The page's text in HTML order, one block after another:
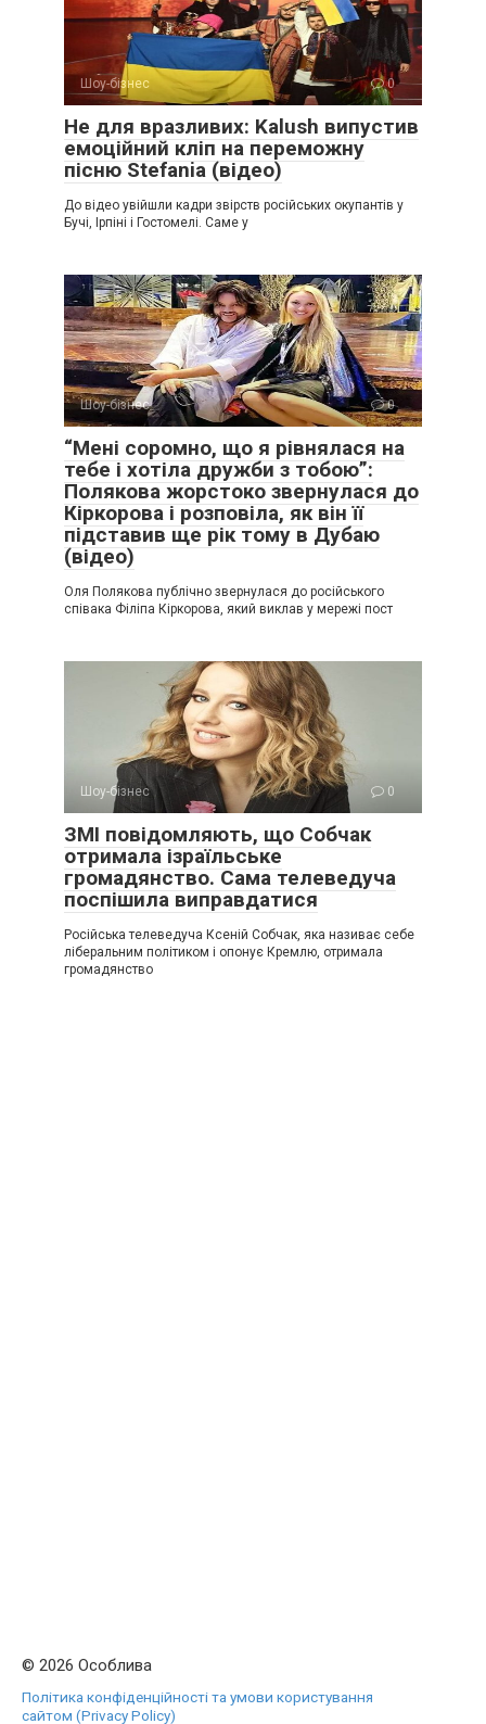
Шоу-бізнес 0
Не для вразливих: Kalush випустив
емоційний кліп на переможну
пісню Stefania (відео)
До відео увійшли кадри звірств російських окупантів у
Бучі, Ірпіні і Гостомелі. Саме у
Шоу-бізнес 0
“Мені соромно, що я рівнялася на
тебе і хотіла дружби з тобою”:
Полякова жорстоко звернулася до
Кіркорова і розповіла, як він її
підставив ще рік тому в Дубаю
(відео)
Оля Полякова публічно звернулася до російського
співака Філіпа Кіркорова, який виклав у мережі пост
Шоу-бізнес 0
ЗМІ повідомляють, що Собчак
отримала ізраїльське
громадянство. Сама телеведуча
поспішила виправдатися
Російська телеведуча Ксеній Собчак, яка називає себе
ліберальним політиком і опонує Кремлю, отримала
громадянство
© 2026 Особлива
Політика конфіденційності та умови користування
сайтом (Privacy Policy)